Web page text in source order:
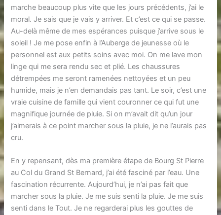
marche beaucoup plus vite que les jours précédents, j’ai le
moral. Je sais que je vais y arriver. Et c’est ce qui se passe.
Au-delà même de mes espérances puisque j’arrive sous le
soleil ! Je me pose enfin à l’Auberge de jeunesse où le
personnel est aux petits soins avec moi. On me lave mon
linge qui me sera rendu sec et plié. Les chaussures
détrempées me seront ramenées nettoyées et un peu
humide, mais je n’en demandais pas tant. Le soir, c’est une
vraie cuisine de famille qui vient couronner ce qui fut une
magnifique journée de pluie. Si on m’avait dit qu’un jour
j’aimerais à ce point marcher sous la pluie, je ne l’aurais pas
cru.
En y repensant, dès ma première étape de Bourg St Pierre
au Col du Grand St Bernard, j’ai été fasciné par l’eau. Une
fascination récurrente. Aujourd’hui, je n’ai pas fait que
marcher sous la pluie. Je me suis senti la pluie. Je me suis
senti dans le Tout. Je ne regarderai plus les gouttes de